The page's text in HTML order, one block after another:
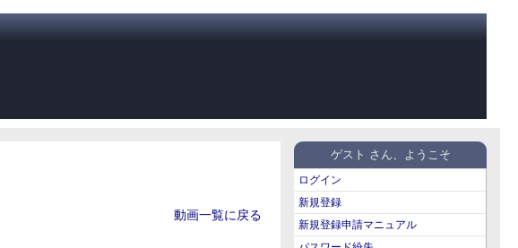
ゲスト さん、ようこそ
ログイン
新規登録
新規登録申請マニュアル
動画一覧に戻る